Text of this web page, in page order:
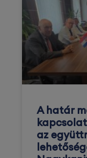
A határ
az